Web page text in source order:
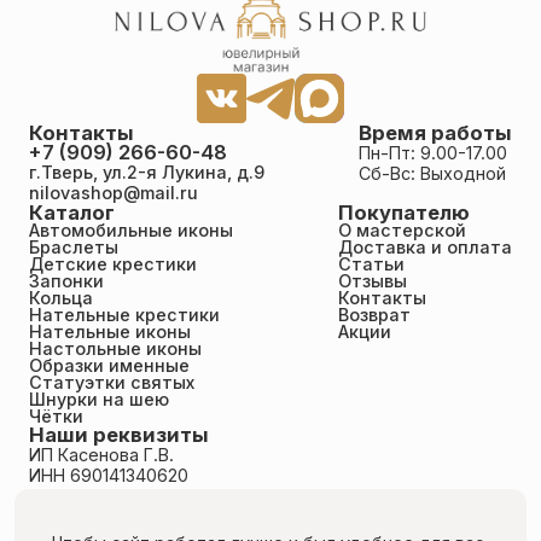
Галина Кондратенко
Достоинства: Очень красивая икона! Купили в
подарок Крестному на юбилей. Можно
разместить в автомобиле, а можно носить с
собой в маленьком футлярчике. Отличная работа
ювелиров. Спасибо. Недостатки: нет. Курьер
доставил заказ на следующий день после заказа.
Марина
30.06.2026
Достоинства: Заказала иконку мужу в
подарок,доверилась описанию и фото на сайте.
Ничуть не пожалела,когда мне ее доставил
курьер. Безумно красиво сделана! Очень чёткие
линии лиц,миниатюрная, в меру объёмная,
вобщем я очень довольна ювелирной работой
мастеров- цена оправдывает качество!помимо
своих непосредственных " обязанностей ", иконка
отлично впишется в интерьер любого
Каталог
Автомобильные иконы
Браслеты
Детские крестики
Запонки
Кольца
Нательные крестики
Нательные иконы
Настольные иконы
Образки именные
Статуэтки святых
Шнурки на шею
Чётки
Покупателю
О мастерской
Доставка и оплата
Статьи
Отзывы
Контакты
Возврат
Акции
Время работы
Пн-Пт: 9.00-17.00
Сб-Вс: Выходной
Контакты
+7 (909) 266-60-48
г.Тверь, ул.2-я Лукина, д.9
nilovashop@mail.ru
Наши реквизиты
ИП Касенова Г.В.
ИНН 690141340620
Пользовательское соглашение